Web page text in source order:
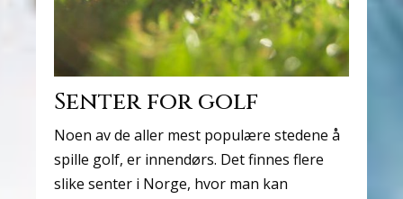
Senter for golf
Noen av de aller mest populære stedene å
spille golf, er innendørs. Det finnes flere
slike senter i Norge, hvor man kan